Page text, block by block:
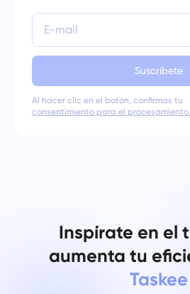
Suscríbete
Al hacer clic en el botón, confirmas tu
consentimiento para el procesamiento.
Inspírate en el
aumenta tu
Taskee